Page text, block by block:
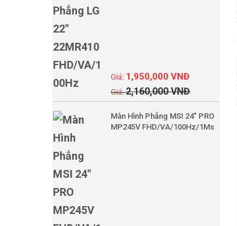
2,160,000VNĐ
1,950,000VNĐ
Màn Hình Phẳng MSI 24" PRO
MP245V FHD/VA/100Hz/1Ms